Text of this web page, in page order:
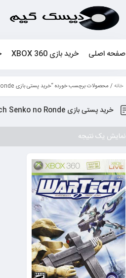
صفحه اصلی خرید بازی XBOX 360
خانه/ محصولات برچسب خورده “خرید پستی بازی WarTech Senko no Ronde”
خرید پستی بازی WarTech Senko no Ronde
نمایش یک نتیجه